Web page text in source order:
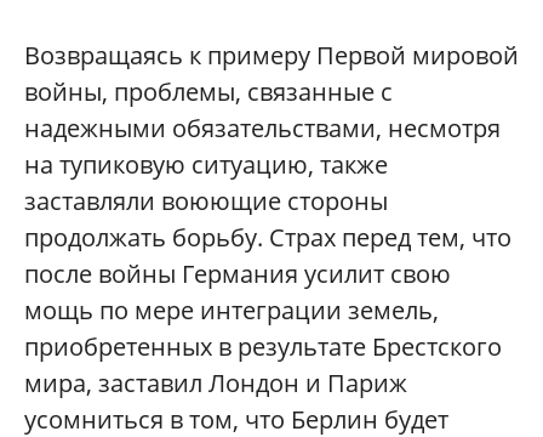
Возвращаясь к примеру Первой мировой
войны, проблемы, связанные с
надежными обязательствами, несмотря
на тупиковую ситуацию, также
заставляли воюющие стороны
продолжать борьбу. Страх перед тем, что
после войны Германия усилит свою
мощь по мере интеграции земель,
приобретенных в результате Брестского
мира, заставил Лондон и Париж
усомниться в том, что Берлин будет